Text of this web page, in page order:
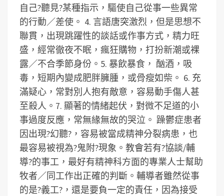
自己?聽見?某種指示，驅使自己從事一些異常
的行動／差使。 4. 言語唐突激烈，但是思想不
聯貫，出現跳躍性的談話或作事方式，精力旺
盛，經常徹夜不眠，瘋狂購物，打扮新潮或裸
露／不合季節身份。 5. 暴飲暴食， 酗酒，吸
毒，短期內變成肥胖臃腫，或骨瘦如柴。 6. 充
滿疑心，常對別人抱有敵意，容易動手傷人甚
至殺人。 7. 顯著的情緒起伏，對微不足道的小
事過度反應，常無緣無故的哭泣。 躁鬱症患者
因出現?幻聽?，容易被當成精神分裂病患，也
最容易被視為?鬼附?現象。教會若有?協談/輔
導?的事工，最好有精神科方面的專業人士幫助
牧者／同工作出正確的判斷。輔導者雖然從事
的是?義工?，還是要負一定的責任，因為接受